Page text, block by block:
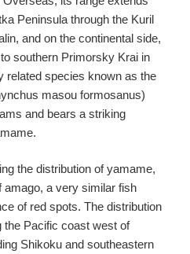
Peninsula through the Kuril
and on the continental side,
southern Primorsky Krai in
related species known as the
masou formosanus)
and bears a striking
the distribution of yamame,
amago, a very similar fish
of red spots. The distribution
the Pacific coast west of
Shikoku and southeastern